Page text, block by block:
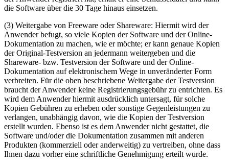
die Software über die 30 Tage hinaus einsetzen.
(3) Weitergabe von Freeware oder Shareware: Hiermit wird der
Anwender befugt, so viele Kopien der Software und der Online-
Dokumentation zu machen, wie er möchte; er kann genaue Kopien
der Original-Testversion an jedermann weitergeben und die
Shareware- bzw. Testversion der Software und der Online-
Dokumentation auf elektronischem Wege in unveränderter Form
verbreiten. Für die oben beschriebene Weitergabe der Testversion
braucht der Anwender keine Registrierungsgebühr zu entrichten. Es
wird dem Anwender hiermit ausdrücklich untersagt, für solche
Kopien Gebühren zu erheben oder sonstige Gegenleistungen zu
verlangen, unabhängig davon, wie die Kopien der Testversion
erstellt wurden. Ebenso ist es dem Anwender nicht gestattet, die
Software und/oder die Dokumentation zusammen mit anderen
Produkten (kommerziell oder anderweitig) zu vertreiben, ohne dass
Ihnen dazu vorher eine schriftliche Genehmigung erteilt wurde.